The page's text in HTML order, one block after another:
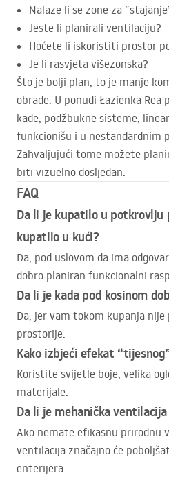
Nalaze li se zone za
Jeste li planirali ventilaciju?
Hoćete li iskoristiti prostor
Je li rasvjeta višezonska?
Što je bolji plan, to je manje
obrade. U ponudi Łazienka
kade, podžbukne sisteme,
funkcionišu i u nestandardnim
Zahvaljujući tome možete
biti vizuelno dosljedan.
FAQ
Da li je kupatilo u potkrovlju
kupatilo u kući?
Da, pod uslovom da ima
dobro planiran funkcionalni
Da li je kada pod kosinom
Da, jer vam tokom kupanja
prostorije.
Kako izbjeći efekat
Koristite svijetle boje, velika
materijale.
Da li je mehanička
Ako nemate efikasnu prirodnu
ventilacija značajno će
enterijera.